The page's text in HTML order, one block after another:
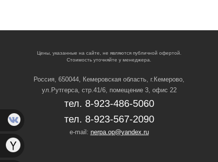
Цены, указанные на сайте, не являются публичной офертой.
Стоимость уточняйте у менеджера.
Россия, 650044, Кемеровская область, г.Кемерово,
ул.Рутгерса, стр.41/6, помещение 3, офис 22
тел. 8-923-486-5060
тел. 8-923-567-2090
e-mail: nerpa.op@yandex.ru